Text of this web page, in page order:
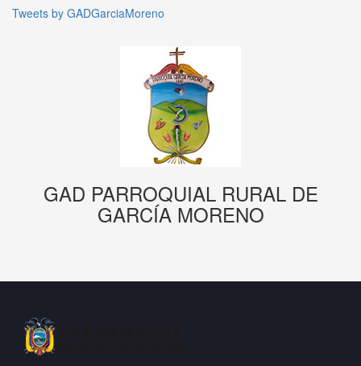
Tweets by GADGarciaMoreno
GAD PARROQUIAL RURAL DE
GARCÍA MORENO